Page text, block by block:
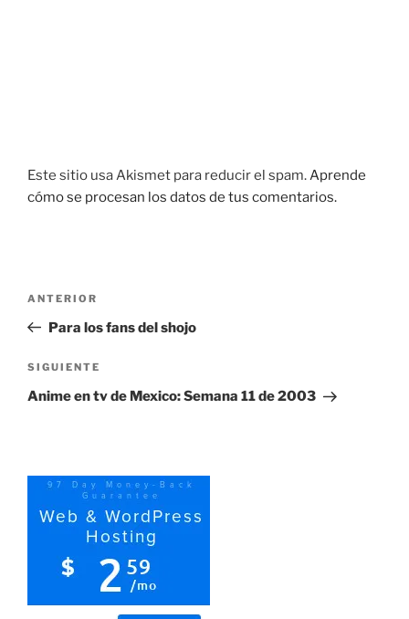
Este sitio usa Akismet para reducir el spam.Aprende
cómo se procesan los datos de tus comentarios.
entradas
Entrada
anterior:
ANTERIOR
Para los fans del shojo
Siguiente
entrada
SIGUIENTE
Anime en tv de Mexico: Semana 11 de 2003